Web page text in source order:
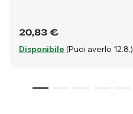
20,83 €
Disponibile (Puoi averlo 12.8.)